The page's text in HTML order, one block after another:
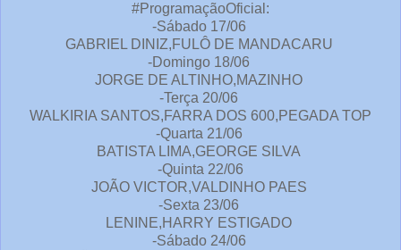
#ProgramaçãoOficial:
-Sábado 17/06
GABRIEL DINIZ,FULÔ DE MANDACARU
-Domingo 18/06
JORGE DE ALTINHO,MAZINHO
-Terça 20/06
WALKIRIA SANTOS,FARRA DOS 600,PEGADA TOP
-Quarta 21/06
BATISTA LIMA,GEORGE SILVA
-Quinta 22/06
JOÃO VICTOR,VALDINHO PAES
-Sexta 23/06
LENINE,HARRY ESTIGADO
-Sábado 24/06